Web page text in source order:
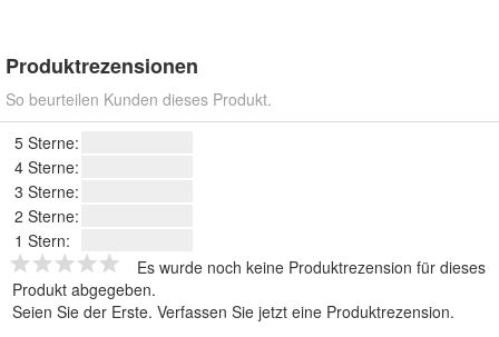
Produktrezensionen
So beurteilen Kunden dieses Produkt.
5 Sterne:
4 Sterne:
3 Sterne:
2 Sterne:
1 Stern:
Es wurde noch keine Produktrezension für dieses
Produkt abgegeben.
Seien Sie der Erste. Verfassen Sie jetzt eine Produktrezension.